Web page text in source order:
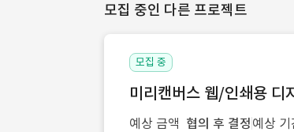
모집 중인 다른 프로젝트
모집 중
미리캔버스 웹/인쇄용 디
예상 금액 협의 후 결정 예상 기